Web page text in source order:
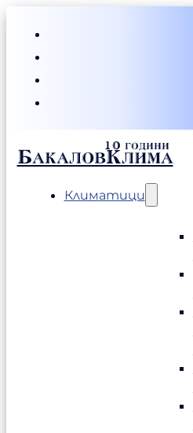
БакаловКлима
Климатици